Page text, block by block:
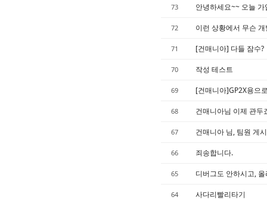
73 안녕하세요~~ 오늘
72 이런 상황에서 무슨
71 [건매니아] 다들 잠수?
70 작성 테스트
69 [건매니아]GP2X용으
68 건매니아님 이제 관두
67 건매니아 님, 팀원 게
66 죄송합니다.
65 디버그도 안하시고,
64 사다리빨리타기